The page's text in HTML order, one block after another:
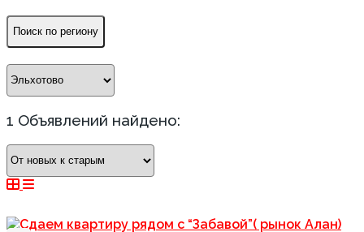
Поиск по региону
1 Объявлений найдено: